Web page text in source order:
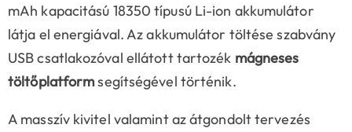
mAh kapacitású 18350 típusú Li-ion akkumulátor
látja el energiával. Az akkumulátor töltése szabvány
USB csatlakozóval ellátott tartozék mágneses
töltőplatformsegítségével történik.
A masszív kivitel valamint az átgondolt tervezés